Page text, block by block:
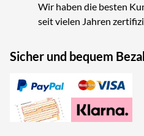
Wir haben die besten
seit vielen Jahren
Sicher und bequem